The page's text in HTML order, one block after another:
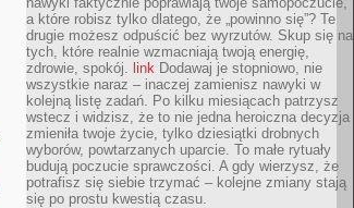
a które robisz tylko dlatego, że „powinno się”? Te
drugie możesz odpuścić bez wyrzutów. Skup się na
tych, które realnie wzmacniają twoją energię,
zdrowie, spokój. link Dodawaj je stopniowo, nie
wszystkie naraz – inaczej zamienisz nawyki w
kolejną listę zadań. Po kilku miesiącach patrzysz
wstecz i widzisz, że to nie jedna heroiczna decyzja
zmieniła twoje życie, tylko dziesiątki drobnych
wyborów, powtarzanych uparcie. To małe rytuały
budują poczucie sprawczości. A gdy wierzysz, że
potrafisz się siebie trzymać – kolejne zmiany stają
się po prostu kwestią czasu.